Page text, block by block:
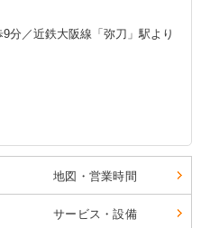
分／近鉄大阪線「弥刀」駅より
地図・営業時間
サービス・設備